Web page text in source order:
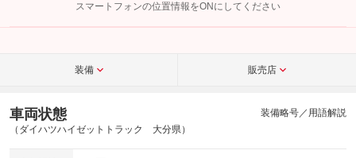
こちら
スマートフォンの位置情報をONにしてください
装備 販売店
車両状態
（ダイハツハイゼットトラック 大分県）
装備略号／用語解説